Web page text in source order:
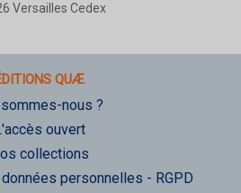
Versailles Cedex
QUÆ
nous ?
ouvert
collections
personnelles - RGPD